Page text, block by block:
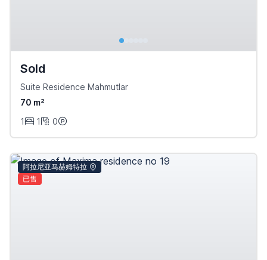
Sold
Suite Residence Mahmutlar
70 m²
1
1 0
阿拉尼亚马赫姆特拉
已售